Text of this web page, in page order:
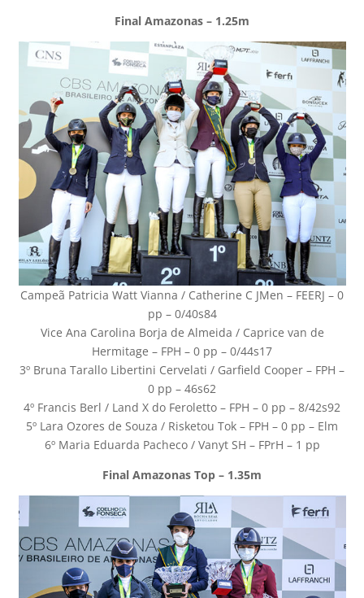
Final Amazonas – 1.25m
Campeã Patricia Watt Vianna / Catherine C JMen – FEERJ – 0
pp – 0/40s84
Vice Ana Carolina Borja de Almeida / Caprice van de
Hermitage – FPH – 0 pp – 0/44s17
3º Bruna Tarallo Libertini Cervelati / Garfield Cooper – FPH –
0 pp – 46s62
4º Francis Berl / Land X do Feroletto – FPH – 0 pp – 8/42s92
5º Lara Ozores de Souza / Risketou Tok – FPH – 0 pp – Elm
6º Maria Eduarda Pacheco / Vanyt SH – FPrH – 1 pp
Final Amazonas Top – 1.35m